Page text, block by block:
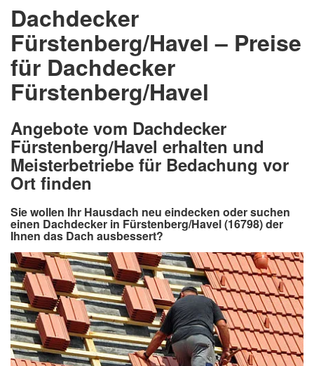
Dachdecker
Fürstenberg/Havel – Preise
für Dachdecker
Fürstenberg/Havel
Angebote vom Dachdecker
Fürstenberg/Havel erhalten und
Meisterbetriebe für Bedachung vor
Ort finden
Sie wollen Ihr Hausdach neu eindecken oder suchen
einen Dachdecker in Fürstenberg/Havel (16798) der
Ihnen das Dach ausbessert?